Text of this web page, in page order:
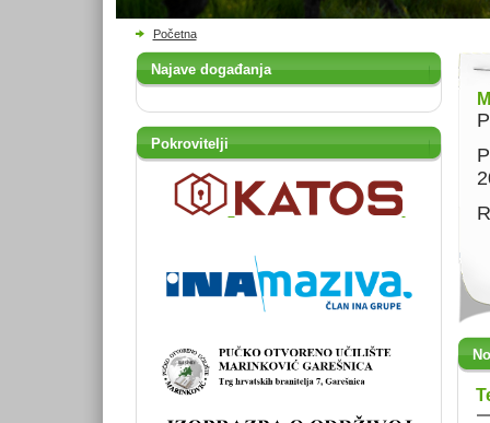
Početna
Najave događanja
Pokrovitelji